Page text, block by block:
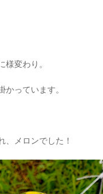
変わり。
っています。
、メロンでした！